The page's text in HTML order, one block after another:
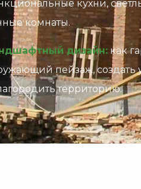
кухни,
комнаты.
дизайн: как
пейзаж, создать
территорию.